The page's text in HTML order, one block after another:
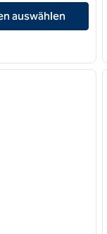
anzeigen
auswählen